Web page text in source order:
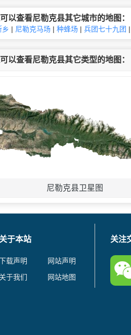
以查看尼勒克县其它城市的地图：
乡 | 尼勒克马场| 种蜂场| 兵团七十九团
以查看尼勒克县其它类型的地图：
尼勒克县卫星图
关于本站
载声明
网站声明
关于我们
网站地图
关注